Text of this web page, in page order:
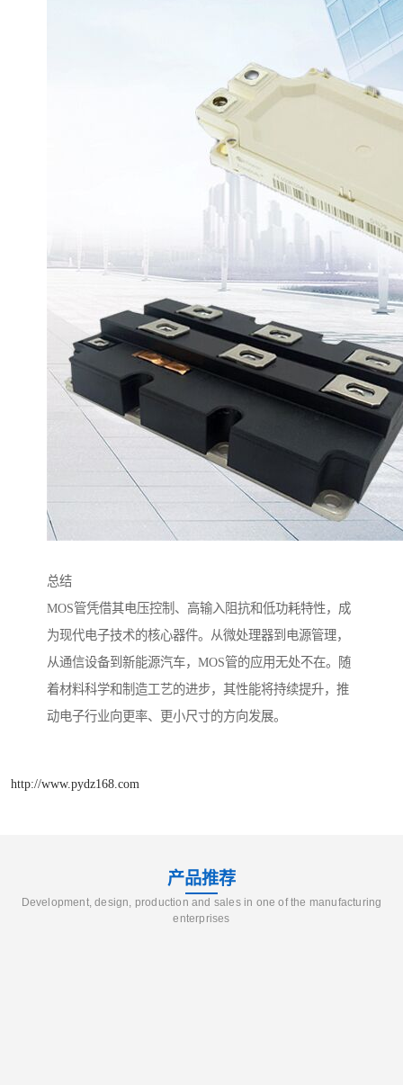
总结
MOS管凭借其电压控制、高输入阻抗和低功耗特性，成
为现代电子技术的核心器件。从微处理器到电源管理，
从通信设备到新能源汽车，MOS管的应用无处不在。随
着材料科学和制造工艺的进步，其性能将持续提升，推
动电子行业向更率、更小尺寸的方向发展。
http://www.pydz168.com
产品推荐
Development, design, production and sales in one of the manufacturing
enterprises